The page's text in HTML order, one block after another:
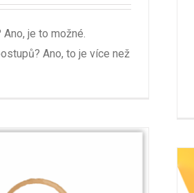
je to možné.
Ano, to je více než